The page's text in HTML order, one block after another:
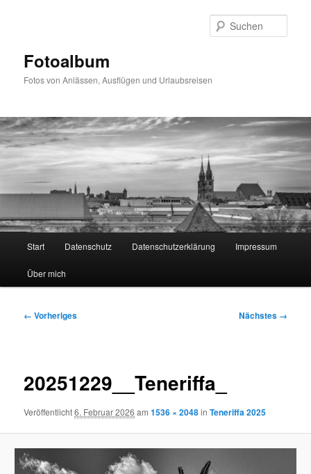
Fotoalbum
Fotos von Anlässen, Ausflügen und Urlaubsreisen
Start Datenschutz Datenschutzerklärung Impressum
Über mich
Bilder-
← Vorheriges Nächstes →
20251229__Teneriffa_
Veröffentlicht6. Februar 2026 am1536 × 2048inTeneriffa 2025